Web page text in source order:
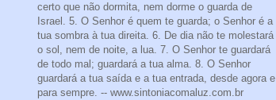
certo que não dormita, nem dorme o guarda de
Israel. 5. O Senhor é quem te guarda; o Senhor é a
tua sombra à tua direita. 6. De dia não te molestará
o sol, nem de noite, a lua. 7. O Senhor te guardará
de todo mal; guardará a tua alma. 8. O Senhor
guardará a tua saída e a tua entrada, desde agora e
para sempre. -- www.sintoniacomaluz.com.br